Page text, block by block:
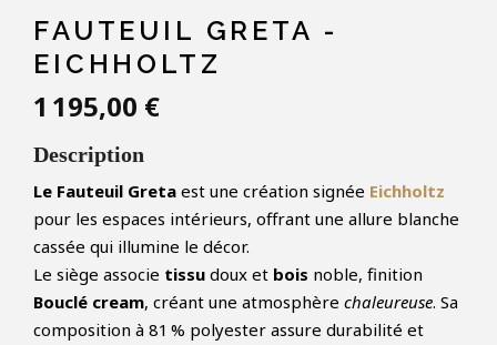
FAUTEUIL GRETA -
EICHHOLTZ
1 195,00 €
Description
Le Fauteuil Greta est une création signée Eichholtz
pour les espaces intérieurs, offrant une allure blanche
cassée qui illumine le décor.
Le siège associe tissu doux et bois noble, finition
Bouclé cream, créant une atmosphère chaleureuse. Sa
composition à 81 % polyester assure durabilité et